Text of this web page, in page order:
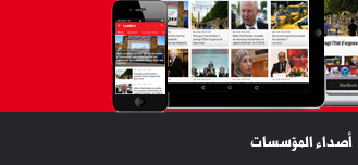
أصداء المؤسسات